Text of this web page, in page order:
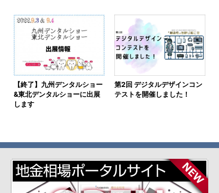
【終了】九州デンタルショー
&東北デンタルショーに出展
します
第2回 デジタルデザインコン
テストを開催しました！